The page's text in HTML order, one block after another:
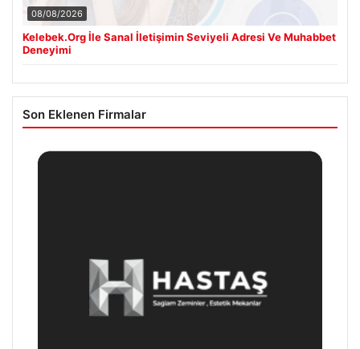
08/08/2026
Kelebek.Org İle Sanal İletişimin Seviyeli Adresi Ve Muhabbet
Deneyimi
Son Eklenen Firmalar